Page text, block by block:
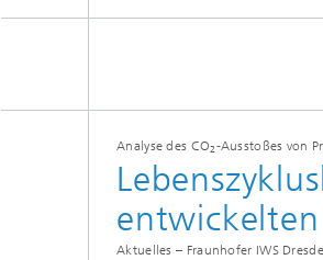
Reaktive Multischichten
PVD-Schichten
Tribologische Systeme
Analyse des CO2-Ausstoßes von
Aktuelles – Fraunhofer IWS